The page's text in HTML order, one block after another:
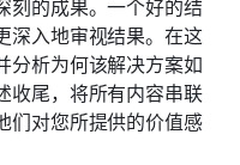
深入地审视结果。在这
分析为何该解决方案如
收尾，将所有内容串联
们对您所提供的价值感